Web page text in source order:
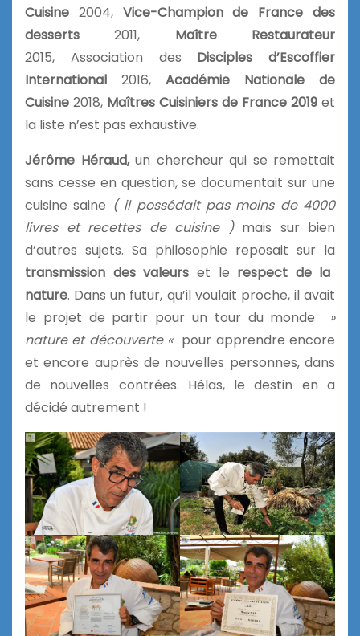
Cuisine 2004, Vice-Champion de France des
desserts2011, Maître Restaurateur
2015, Association des Disciples d’Escoffier
International 2016, Académie Nationale de
Cuisine 2018, Maîtres Cuisiniers de France 2019 et
la liste n’est pas exhaustive.
Jérôme Héraud,un chercheur qui se remettait
sans cesse en question, se documentait sur une
cuisine saine ( il possédait pas moins de 4000
livres et recettes de cuisine )mais sur bien
d’autres sujets. Sa philosophie reposait sur la
transmission des valeurs et le respect de la
nature. Dans un futur, qu’il voulait proche, il avait
le projet de partir pour un tour du monde
»
nature et découverte « pour apprendre encore
et encore auprès de nouvelles personnes, dans
de nouvelles contrées. Hélas, le destin en a
décidé autrement !